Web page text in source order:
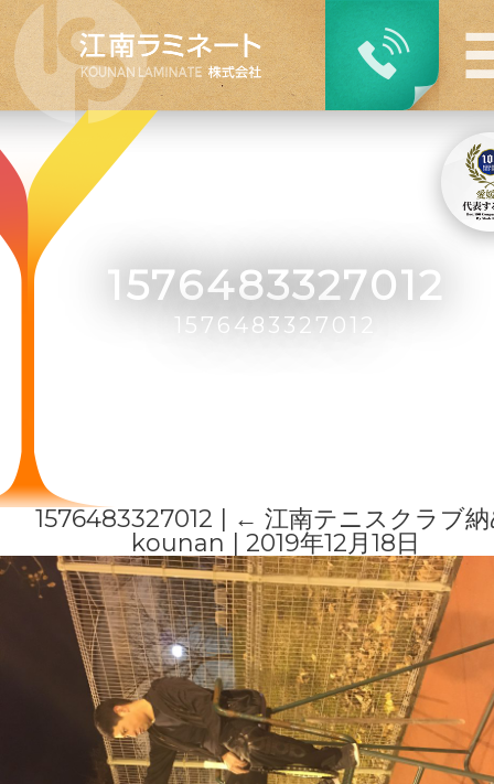
1576483327012
1576483327012 ←江南テニスクラブ
kounan
2019年12月18日